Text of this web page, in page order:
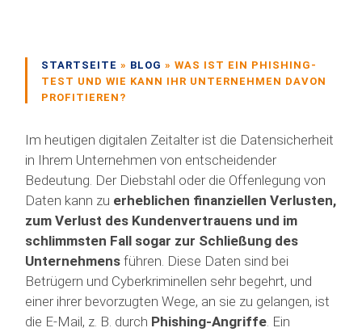
STARTSEITE » BLOG »WAS IST EIN PHISHING-
TEST UND WIE KANN IHR UNTERNEHMEN DAVON
PROFITIEREN?
Im heutigen digitalen Zeitalter ist die Datensicherheit
in Ihrem Unternehmen von entscheidender
Bedeutung. Der Diebstahl oder die Offenlegung von
Daten kann zu erheblichen finanziellen Verlusten,
zum Verlust des Kundenvertrauens und im
schlimmsten Fall sogar zur Schließung des
Unternehmens führen. Diese Daten sind bei
Betrügern und Cyberkriminellen sehr begehrt, und
einer ihrer bevorzugten Wege, an sie zu gelangen, ist
die E-Mail, z. B. durch Phishing-Angriffe . Ein